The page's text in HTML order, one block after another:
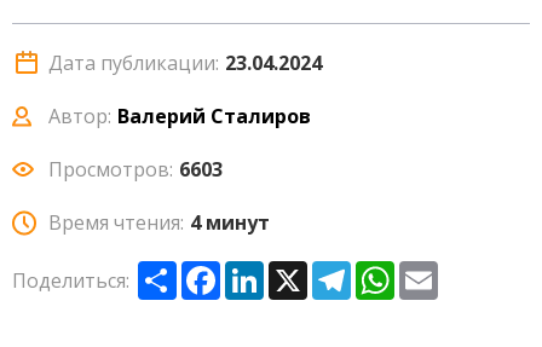
Дата публикации: 23.04.2024
Автор: Валерий Сталиров
Просмотров: 6603
Время чтения: 4 минут
Поделиться: ShareFacebookLinkedIn
X TelegramWhatsApp